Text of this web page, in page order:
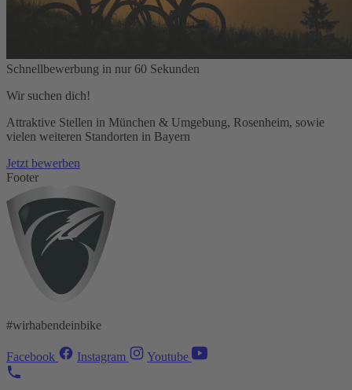
Schnellbewerbung in nur 60 Sekunden
Wir suchen dich!
Attraktive Stellen in München & Umgebung, Rosenheim, sowie
vielen weiteren Standorten in Bayern
Jetzt bewerben
Footer
#wirhabendeinbike
Facebook Instagram Youtube